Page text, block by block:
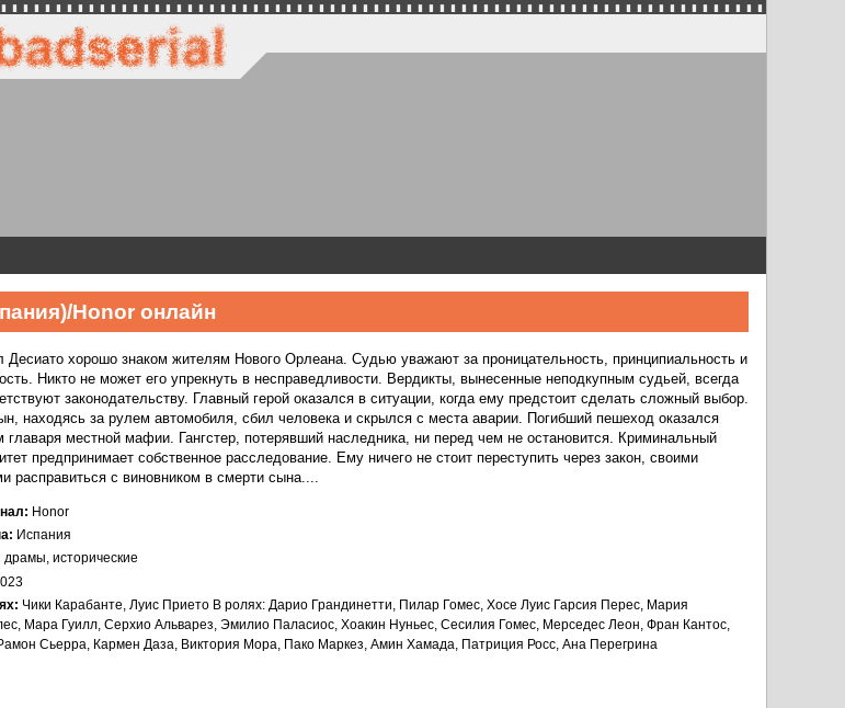
Honor онлайн
Десиато хорошо знаком жителям Нового Орлеана. Судью уважают за проницательность, принципиальность и
Никто не может его упрекнуть в несправедливости. Вердикты, вынесенные неподкупным судьей, всегда
законодательству. Главный герой оказался в ситуации, когда ему предстоит сделать сложный выбор.
находясь за рулем автомобиля, сбил человека и скрылся с места аварии. Погибший пешеход оказался
главаря местной мафии. Гангстер, потерявший наследника, ни перед чем не остановится. Криминальный
предпринимает собственное расследование. Ему ничего не стоит переступить через закон, своими
расправиться с виновником в смерти сына....
Honor
Испания
драмы, исторические
Чики Карабанте, Луис Прието В ролях: Дарио Грандинетти, Пилар Гомес, Хосе Луис Гарсия Перес, Мария
Мара Гуилл, Серхио Альварез, Эмилио Паласиос, Хоакин Нуньес, Сесилия Гомес, Мерседес Леон, Фран Кантос,
Сьерра, Кармен Даза, Виктория Мора, Пако Маркез, Амин Хамада, Патриция Росс, Ана Перегрина